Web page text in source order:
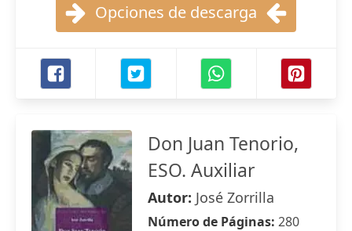
Opciones de descarga
Don Juan Tenorio,
ESO. Auxiliar
Autor: José Zorrilla
Número de Páginas: 280